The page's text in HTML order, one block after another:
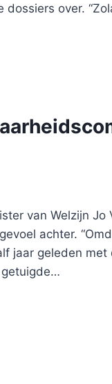
over.
van Welzijn Jo
achter.
jaar geleden met